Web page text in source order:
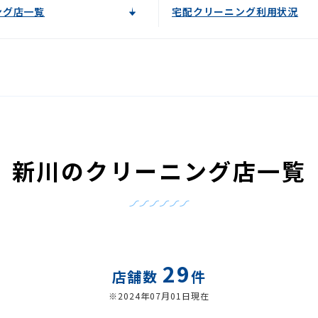
店一覧 宅配クリーニング利用状況
新川のクリーニング店一覧
店舗数 29件
※2024年07月01日現在